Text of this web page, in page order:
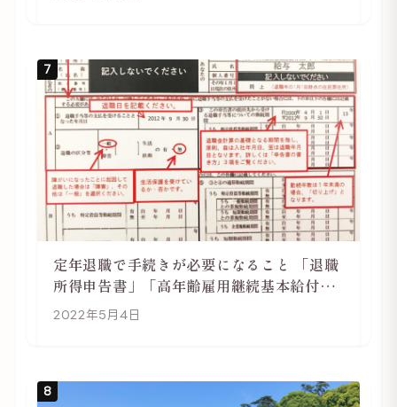
7
定年退職で手続きが必要になること 「退職
所得申告書」「高年齢雇用継続基本給付金
受給資格確認」
2022年5月4日
8